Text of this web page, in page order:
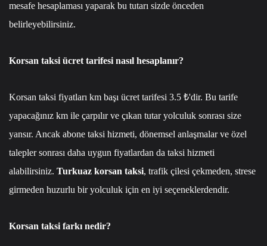
mesafe hesaplaması yaparak bu tutarı sizde önceden
belirleyebilirsiniz.
Korsan taksi ücret tarifesi nasıl hesaplanır?
Korsan taksi fiyatları km başı ücret tarifesi 3.5 ₺'dir. Bu tarife
yapacağınız km ile çarpılır ve çıkan tutar yolculuk sonrası size
yansır. Ancak abone taksi hizmeti, dönemsel anlaşmalar ve özel
talepler sonrası daha uygun fiyatlardan da taksi hizmeti
alabilirsiniz. Turkuaz korsan taksi, trafik çilesi çekmeden, strese
girmeden huzurlu bir yolculuk için en iyi seçeneklerdendir.
Korsan taksi farkı nedir?